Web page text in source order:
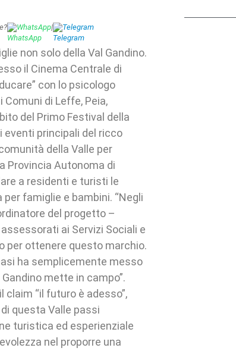
WhatsApp| Telegram
non solo della Val Gandino.
il Cinema Centrale di
con lo psicologo
Comuni di Leffe, Peia,
del Primo Festival della
eventi principali del ricco
della Valle per
Provincia Autonoma di
a residenti e turisti le
famiglie e bambini. “Negli
del progetto –
ai Servizi Sociali e
per ottenere questo marchio.
ha semplicemente messo
mette in campo”.
claim “il futuro è adesso”,
questa Valle passi
turistica ed esperienziale
nel proporre una